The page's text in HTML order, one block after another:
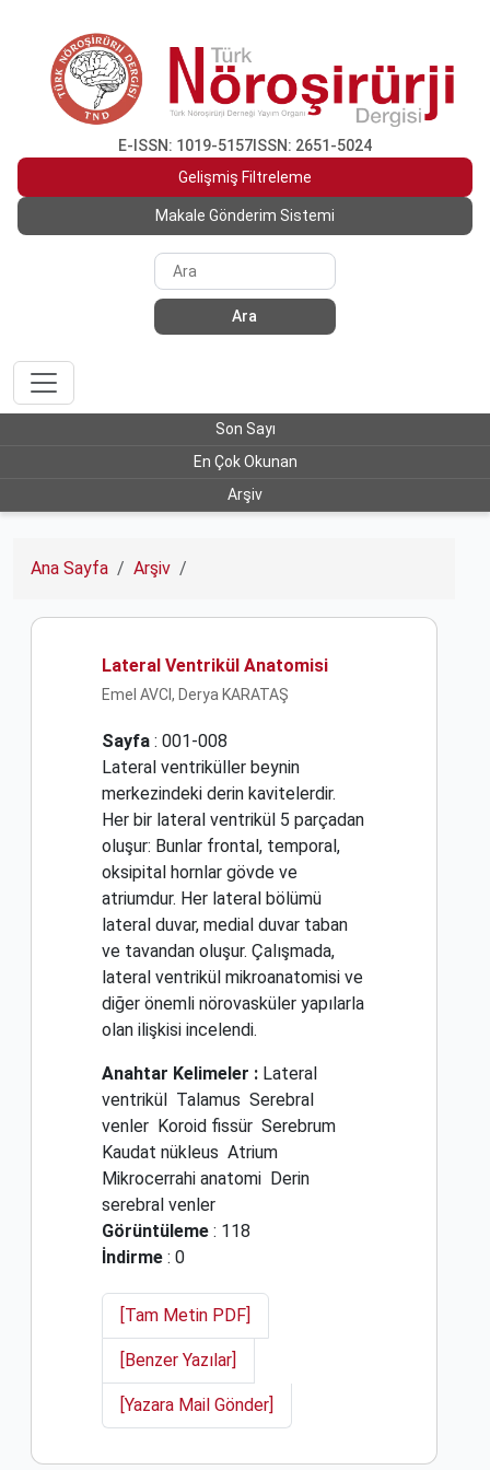
E-ISSN: 1019-5157 ISSN: 2651-5024
Gelişmiş Filtreleme
Makale Gönderim Sistemi
Ara
Son Sayı
En Çok Okunan
Arşiv
Ana Sayfa Arşiv
Lateral Ventrikül Anatomisi
Emel AVCI, Derya KARATAŞ
Sayfa : 001-008
Lateral ventriküller beynin
merkezindeki derin kavitelerdir.
Her bir lateral ventrikül 5 parçadan
oluşur: Bunlar frontal, temporal,
oksipital hornlar gövde ve
atriumdur. Her lateral bölümü
lateral duvar, medial duvar taban
ve tavandan oluşur. Çalışmada,
lateral ventrikül mikroanatomisi ve
diğer önemli nörovasküler yapılarla
olan ilişkisi incelendi.
Anahtar Kelimeler : Lateral
ventrikül
Talamus Serebral
venler Koroid fissür Serebrum
Kaudat nükleus Atrium
Mikrocerrahi anatomi Derin
serebral venler
Görüntüleme : 118
İndirme : 0
[Tam Metin PDF]
[Benzer Yazılar]
[Yazara Mail Gönder]